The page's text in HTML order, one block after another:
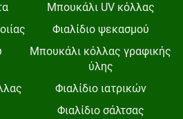
Μπουκάλι UV κόλλας
Φιαλίδιο ψεκασμού
Μπουκάλι κόλλας γραφικής
ύλης
Φιαλίδιο ιατρικών
Φιαλίδιο σάλτσας